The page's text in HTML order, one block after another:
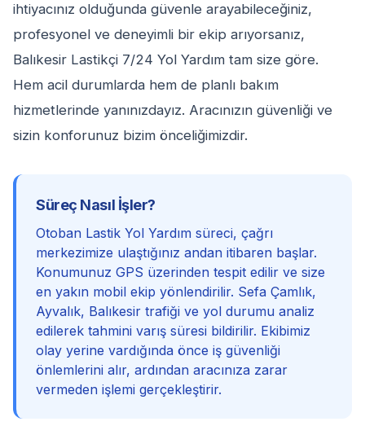
ihtiyacınız olduğunda güvenle arayabileceğiniz,
profesyonel ve deneyimli bir ekip arıyorsanız,
Balıkesir Lastikçi 7/24 Yol Yardım tam size göre.
Hem acil durumlarda hem de planlı bakım
hizmetlerinde yanınızdayız. Aracınızın güvenliği ve
sizin konforunuz bizim önceliğimizdir.
Süreç Nasıl İşler?
Otoban Lastik Yol Yardım süreci, çağrı
merkezimize ulaştığınız andan itibaren başlar.
Konumunuz GPS üzerinden tespit edilir ve size
en yakın mobil ekip yönlendirilir. Sefa Çamlık,
Ayvalık, Balıkesir trafiği ve yol durumu analiz
edilerek tahmini varış süresi bildirilir. Ekibimiz
olay yerine vardığında önce iş güvenliği
önlemlerini alır, ardından aracınıza zarar
vermeden işlemi gerçekleştirir.